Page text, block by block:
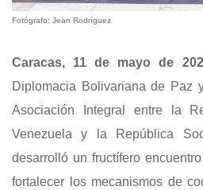
Fotógrafo: Jean Rodríguez
Caracas, 11 de mayo de
Diplomacia Bolivariana de Paz
Asociación Integral entre la
Venezuela y la República
desarrolló un fructífero
fortalecer los mecanismos de